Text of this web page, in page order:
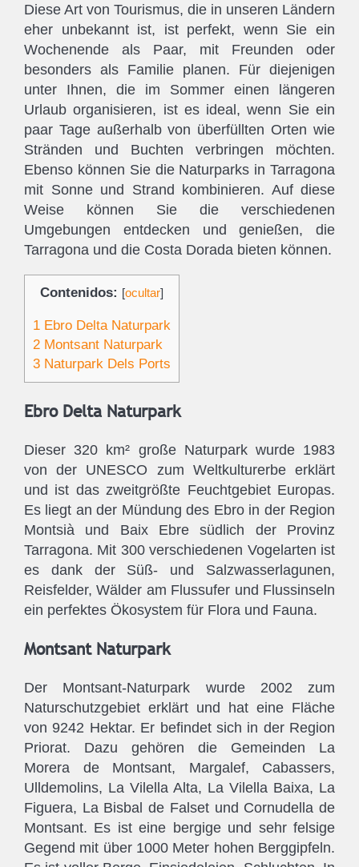
Diese Art von Tourismus, die in unseren Ländern
eher unbekannt ist, ist perfekt, wenn Sie ein
Wochenende als Paar, mit Freunden oder
besonders als Familie planen. Für diejenigen
unter Ihnen, die im Sommer einen längeren
Urlaub organisieren, ist es ideal, wenn Sie ein
paar Tage außerhalb von überfüllten Orten wie
Stränden und Buchten verbringen möchten.
Ebenso können Sie die Naturparks in Tarragona
mit Sonne und Strand kombinieren. Auf diese
Weise können Sie die verschiedenen
Umgebungen entdecken und genießen, die
Tarragona und die Costa Dorada bieten können.
Contenidos: [ocultar]
1 Ebro Delta Naturpark
2 Montsant Naturpark
3 Naturpark Dels Ports
Ebro Delta Naturpark
Dieser 320 km² große Naturpark wurde 1983
von der UNESCO zum Weltkulturerbe erklärt
und ist das zweitgrößte Feuchtgebiet Europas.
Es liegt an der Mündung des Ebro in der Region
Montsià und Baix Ebre südlich der Provinz
Tarragona. Mit 300 verschiedenen Vogelarten ist
es dank der Süß- und Salzwasserlagunen,
Reisfelder, Wälder am Flussufer und Flussinseln
ein perfektes Ökosystem für Flora und Fauna.
Montsant Naturpark
Der Montsant-Naturpark wurde 2002 zum
Naturschutzgebiet erklärt und hat eine Fläche
von 9242 Hektar. Er befindet sich in der Region
Priorat. Dazu gehören die Gemeinden La
Morera de Montsant, Margalef, Cabassers,
Ulldemolins, La Vilella Alta, La Vilella Baixa, La
Figuera, La Bisbal de Falset und Cornudella de
Montsant. Es ist eine bergige und sehr felsige
Gegend mit über 1000 Meter hohen Berggipfeln.